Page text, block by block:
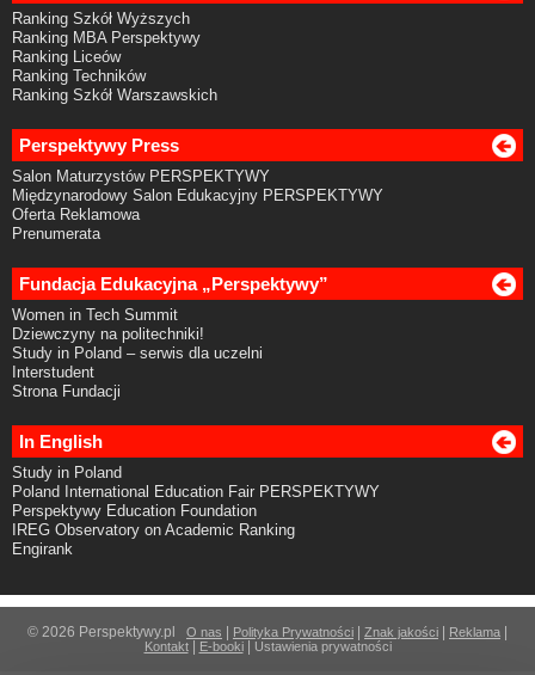
Ranking Szkół Wyższych
Ranking MBA Perspektywy
Ranking Liceów
Ranking Techników
Ranking Szkół Warszawskich
Perspektywy Press
Salon Maturzystów PERSPEKTYWY
Międzynarodowy Salon Edukacyjny PERSPEKTYWY
Oferta Reklamowa
Prenumerata
Fundacja Edukacyjna „Perspektywy”
Women in Tech Summit
Dziewczyny na politechniki!
Study in Poland – serwis dla uczelni
Interstudent
Strona Fundacji
In English
Study in Poland
Poland International Education Fair PERSPEKTYWY
Perspektywy Education Foundation
IREG Observatory on Academic Ranking
Engirank
© 2026 Perspektywy.pl O nas Polityka Prywatności Znak jakości Reklama
Kontakt| E-booki| Ustawienia prywatności